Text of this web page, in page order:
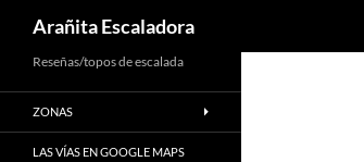
to
content
Arañita Escaladora
Reseñas/topos de escalada
ZONAS
LAS VÍAS EN GOOGLE MAPS